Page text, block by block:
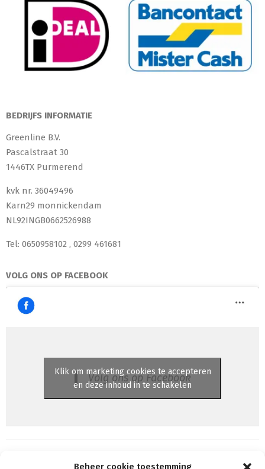
Beheer cookie toestemming
BEDRIJFS INFORMATIE
Greenline B.V.
Pascalstraat 30
1446TX Purmerend
kvk nr. 36049496
Karn29 monnickendam
NL92INGB0662526988
Tel: 0650958102 , 0299 461681
VOLG ONS OP FACEBOOK
Volg ons op Facebook
Klik om marketing cookies te accepteren
en deze inhoud in te schakelen